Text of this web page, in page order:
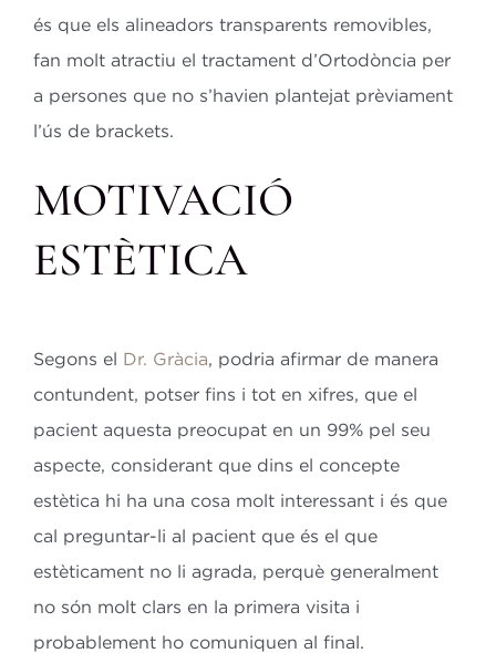
és que els alineadors transparents removibles,
fan molt atractiu el tractament d’Ortodòncia per
a persones que no s’havien plantejat prèviament
l’ús de brackets.
MOTIVACIÓ
ESTÈTICA
Segons el Dr. Gràcia, podria afirmar de manera
contundent, potser fins i tot en xifres, que el
pacient aquesta preocupat en un 99% pel seu
aspecte, considerant que dins el concepte
estètica hi ha una cosa molt interessant i és que
cal preguntar-li al pacient que és el que
estèticament no li agrada, perquè generalment
no són molt clars en la primera visita i
probablement ho comuniquen al final.